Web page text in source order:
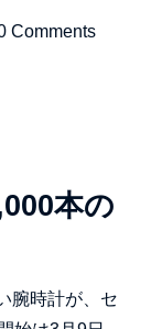
Comments
本の
腕時計が、セ